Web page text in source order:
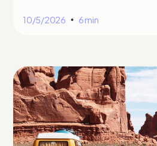
10/5/2026 • 6 min